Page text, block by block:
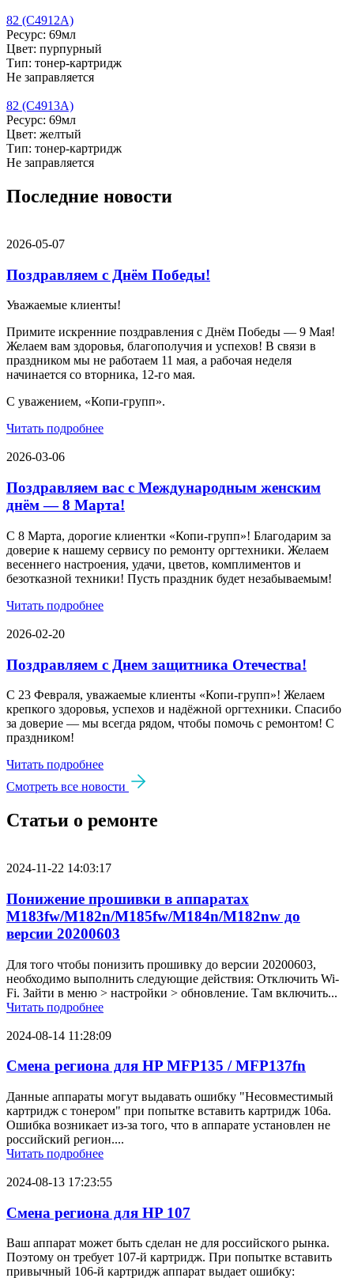
82 (C4912A)
Ресурс: 69мл
Цвет: пурпурный
Тип: тонер-картридж
Не заправляется
82 (C4913A)
Ресурс: 69мл
Цвет: желтый
Тип: тонер-картридж
Не заправляется
Последние новости
2026-05-07
Поздравляем с Днём Победы!
Уважаемые клиенты!
Примите искренние поздравления с Днём Победы — 9 Мая!
Желаем вам здоровья, благополучия и успехов! В связи в
праздником мы не работаем 11 мая, а рабочая неделя
начинается со вторника, 12-го мая.
С уважением, «Копи-групп».
Читать подробнее
2026-03-06
Поздравляем вас с Международным женским
днём — 8 Марта!
С 8 Марта, дорогие клиентки «Копи‑групп»! Благодарим за
доверие к нашему сервису по ремонту оргтехники. Желаем
весеннего настроения, удачи, цветов, комплиментов и
безотказной техники! Пусть праздник будет незабываемым!
Читать подробнее
2026-02-20
Поздравляем с Днем защитника Отечества!
С 23 Февраля, уважаемые клиенты «Копи‑групп»! Желаем
крепкого здоровья, успехов и надёжной оргтехники. Спасибо
за доверие — мы всегда рядом, чтобы помочь с ремонтом! С
праздником!
Читать подробнее
Смотреть все новости
Статьи о ремонте
2024-11-22 14:03:17
Понижение прошивки в аппаратах
M183fw/M182n/M185fw/M184n/M182nw до
версии 20200603
Для того чтобы понизить прошивку до версии 20200603,
необходимо выполнить следующие действия: Отключить Wi-
Fi. Зайти в меню > настройки > обновление. Там включить...
Читать подробнее
2024-08-14 11:28:09
Смена региона для HP MFP135 / MFP137fn
Данные аппараты могут выдавать ошибку "Несовместимый
картридж с тонером" при попытке вставить картридж 106a.
Ошибка возникает из-за того, что в аппарате установлен не
российский регион....
Читать подробнее
2024-08-13 17:23:55
Смена региона для HP 107
Ваш аппарат может быть сделан не для российского рынка.
Поэтому он требует 107-й картридж. При попытке вставить
привычный 106-й картридж аппарат выдает ошибку: